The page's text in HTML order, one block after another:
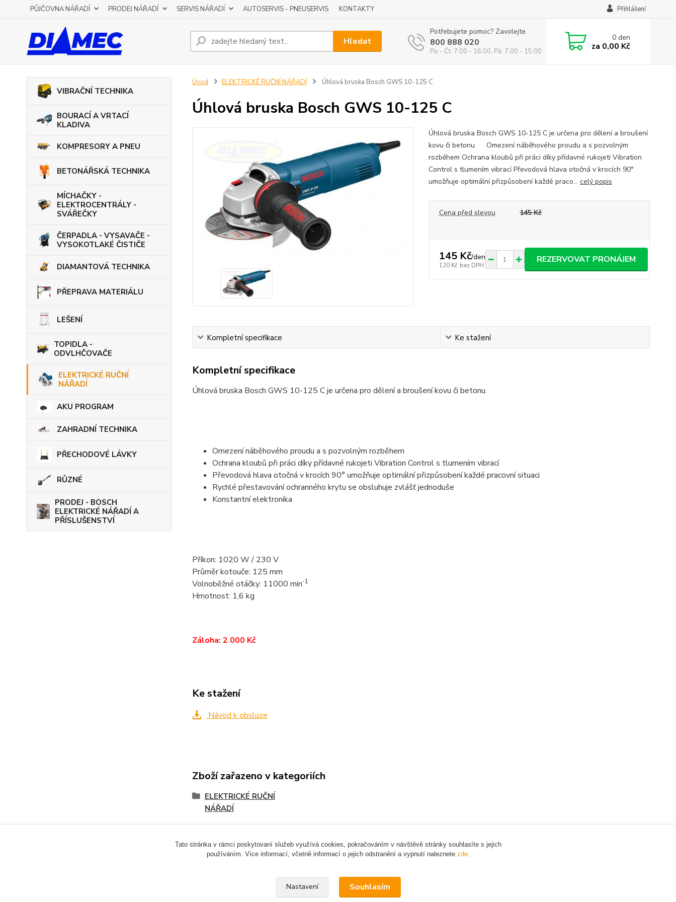
PŮJČOVNA NÁŘADÍ PRODEJ NÁŘADÍ SERVIS NÁŘADÍ AUTOSERVIS - PNEUSERVIS KONTAKTY Přihlášení
Hledat
Potřebujete pomoc? Zavolejte.
800 888 020
Po - Čt: 7:00 - 16:00, Pá: 7:00 - 15:00
0den
za 0,00 Kč
VIBRAČNÍ TECHNIKA
BOURACÍ A VRTACÍ
KLADIVA
KOMPRESORY A PNEU
BETONÁŘSKÁ TECHNIKA
MÍCHAČKY -
ELEKTROCENTRÁLY -
SVÁŘEČKY
ČERPADLA - VYSAVAČE -
VYSOKOTLAKÉ ČISTIČE
DIAMANTOVÁ TECHNIKA
PŘEPRAVA MATERIÁLU
LEŠENÍ
TOPIDLA -
ODVLHČOVAČE
ELEKTRICKÉ RUČNÍ
NÁŘADÍ
AKU PROGRAM
ZAHRADNÍ TECHNIKA
PŘECHODOVÉ LÁVKY
RŮZNÉ
PRODEJ - BOSCH
ELEKTRICKÉ NÁŘADÍ A
PŘÍSLUŠENSTVÍ
Úvod ELEKTRICKÉ RUČNÍ NÁŘADÍ Úhlová bruska Bosch GWS 10-125 C
Úhlová bruska Bosch GWS 10-125 C
Úhlová bruska Bosch GWS 10-125 C je určena pro dělení a broušení
kovu či betonu. Omezení náběhového proudu a s pozvolným
rozběhem Ochrana kloubů při práci díky přídavné rukojeti Vibration
Control s tlumením vibrací Převodová hlava otočná v krocích 90°
umožňuje optimální přizpůsobení každé praco... celý popis
Cena před slevou 145 Kč
145 Kč/den
120 Kč bez DPH
REZERVOVAT PRONÁJEM
Kompletní specifikace Ke stažení
Kompletní specifikace
Úhlová bruska Bosch GWS 10-125 C je určena pro dělení a broušení kovu či betonu.
Omezení náběhového proudu a s pozvolným rozběhem
Ochrana kloubů při práci díky přídavné rukojeti Vibration Control s tlumením vibrací
Převodová hlava otočná v krocích 90° umožňuje optimální přizpůsobení každé pracovní situaci
Rychlé přestavování ochranného krytu se obsluhuje zvlášť jednoduše
Konstantní elektronika
Příkon: 1020 W / 230 V
Průměr kotouče: 125 mm
Volnoběžné otáčky: 11000 min-1
Hmotnost: 1,6 kg
Záloha: 2 000 Kč
Ke stažení
Návod k obsluze
Zboží zařazeno v kategoriích
ELEKTRICKÉ RUČNÍ
NÁŘADÍ
Tato stránka v rámci poskytovaní služeb využívá cookies, pokračováním v návštěvě stránky souhlasíte s jejich
používáním. Více informací, včetně informací o jejich odstranění a vypnutí naleznete zde.
Nastavení Souhlasím